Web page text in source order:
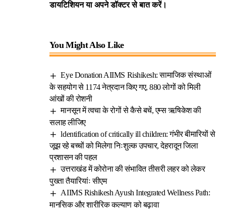
डायटिशियन या अपने डॉक्टर से बात करें।
You Might Also Like
Eye Donation AIIMS Rishikesh: सामाजिक संस्थाओं
के सहयोग से 1174 नेत्रदान किए गए, 880 लोगों को मिली
आंखों की रोशनी
मानसून में त्वचा के रोगों से कैसे बचें, एम्स ऋषिकेश की
सलाह लीजिए
ldentification of critically ill children: गंभीर बीमारियों से
जूझ रहे बच्चों को मिलेगा निःशुल्क उपचार, देहरादून जिला
प्रशासन की पहल
उत्तराखंड में कोरोना की संभावित तीसरी लहर को लेकर
पुख्ता तैयारियांः सीएम
AIIMS Rishikesh Ayush Integrated Wellness Path:
मानसिक और शारीरिक कल्याण को बढ़ावा